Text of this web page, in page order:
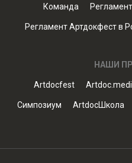
Команда
Регламент Артдокфест в
НАШИ
Artdocfest
Симпозиум ArtdocШкола